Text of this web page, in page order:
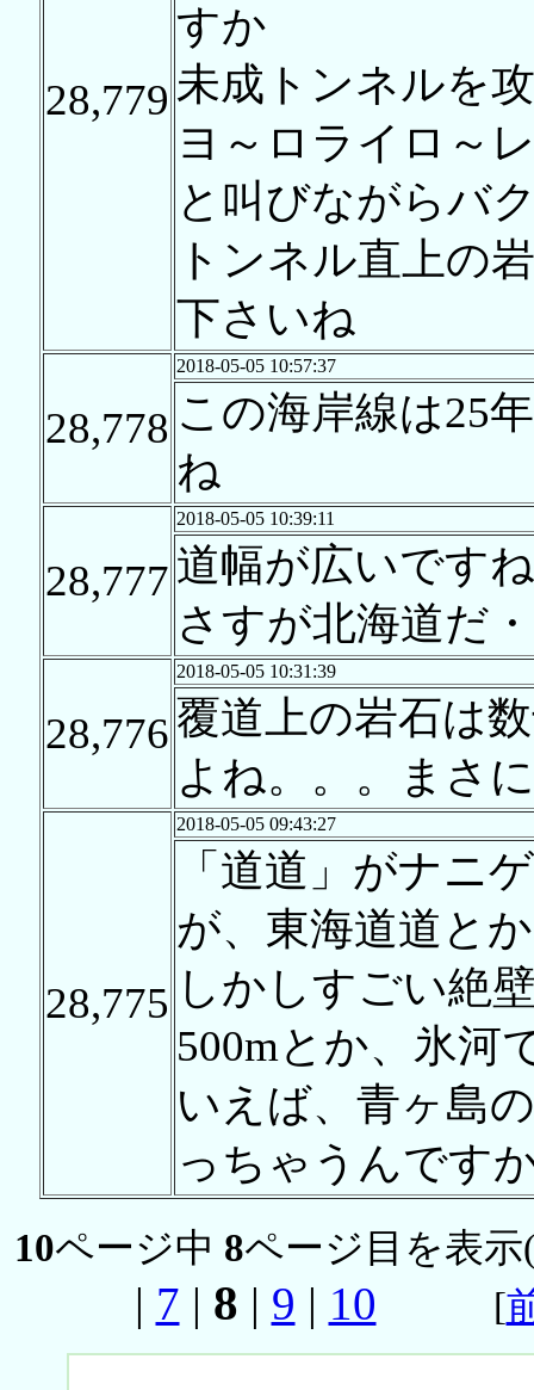
28,779
すか
未成トンネルを
ヨ～ロライロ～
と叫びながらバ
トンネル直上の
下さいね
28,778
2018-05-05 10:57:37
この海岸線は25
ね
28,777
2018-05-05 10:39:11
道幅が広いです
さすが北海道だ
28,776
2018-05-05 10:31:39
覆道上の岩石は
よね。。。まさ
28,775
2018-05-05 09:43:27
「道道」がナニ
が、東海道道と
しかしすごい絶
500mとか、氷河
いえば、青ヶ島
っちゃうんです
10ページ中 8ページ目を表示
| 7 | 8 | 9 | 10 [